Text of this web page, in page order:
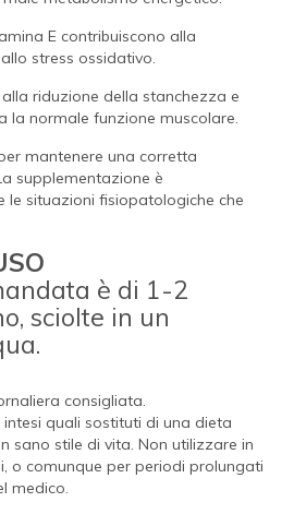
E contribuiscono alla
stress ossidativo.
riduzione della stanchezza e
la normale funzione muscolare.
mantenere una corretta
supplementazione è
situazioni fisiopatologiche che
è di 1-2
sciolte in un
consigliata.
quali sostituti di una dieta
sano stile di vita. Non utilizzare in
o comunque per periodi prolungati
medico.